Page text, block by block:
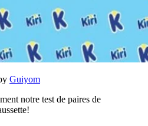
Guiyom
notre test de paires de